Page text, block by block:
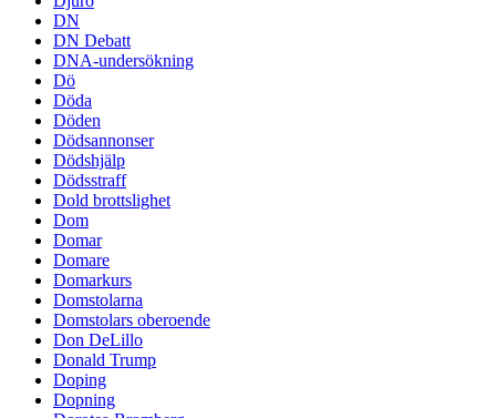
DN
DN Debatt
DNA-undersökning
Dö
Döda
Döden
Dödsannonser
Dödshjälp
Dödsstraff
Dold brottslighet
Dom
Domar
Domare
Domarkurs
Domstolarna
Domstolars oberoende
Don DeLillo
Donald Trump
Doping
Dopning